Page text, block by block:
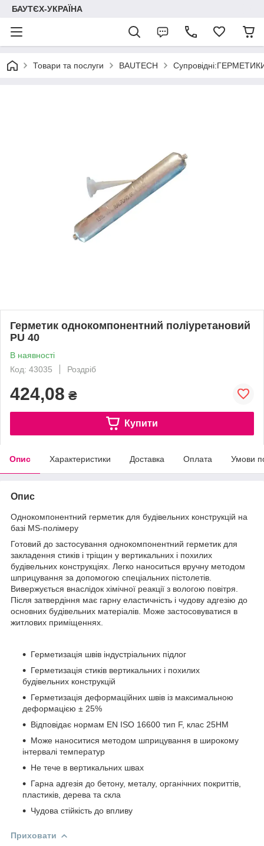
БАУТЄХ-УКРАЇНА
Товари та послуги BAUTECH
Герметик однокомпонентний поліуретановий
PU 40
В наявності
Код: 43035
Роздріб
424,08 ₴
Купити
Опис Характеристики Доставка Оплата Умови
Опис
Однокомпонентний герметик для будівельних конструкцій на
базі MS-полімеру
Готовий до застосування однокомпонентний герметик для
закладення стиків і тріщин у вертикальних і похилих
будівельних конструкціях. Легко наноситься вручну методом
шприцування за допомогою спеціальних пістолетів.
Вивержується внаслідок хімічної реакції з вологою повітря.
Після затвердіння має гарну еластичність і чудову адгезію до
основних будівельних матеріалів. Може застосовуватися в
житлових приміщеннях.
Герметизація швів індустріальних підлог
Герметизація стиків вертикальних і похилих
будівельних конструкцій
Герметизація деформаційних швів із максимальною
деформацією ± 25%
Відповідає нормам EN ISO 16600 тип F, клас 25HM
Може наноситися методом шприцування в широкому
інтервалі температур
Не тече в вертикальних швах
Гарна адгезія до бетону, металу, органічних покриттів,
пластиків, дерева та скла
Чудова стійкість до впливу
Приховати